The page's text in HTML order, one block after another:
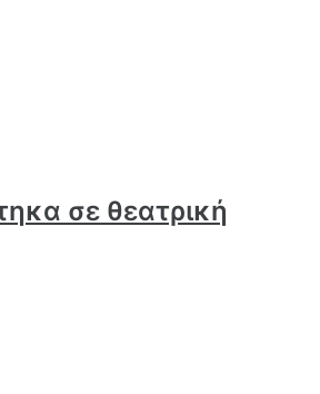
σε θεατρική